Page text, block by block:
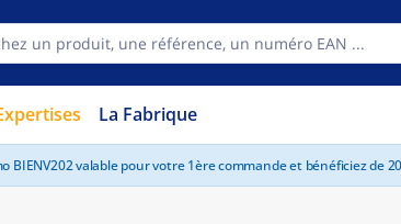
La Fabrique
BIENV202 valable pour votre 1ère commande et bénéficiez de